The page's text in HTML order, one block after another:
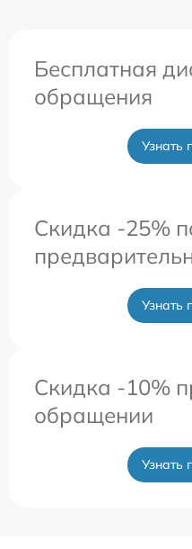
Бесплатная
обращения
Узнать
Скидка -25%
Узнать
Скидка -10%
обращении
Узнать